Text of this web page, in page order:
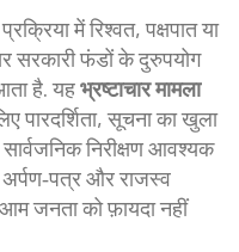
प्रक्रिया में रिश्वत, पक्षपात या
सरकारी फंडों के दुरुपयोग
है. यहभ्रष्टाचार मामला
पारदर्शिता,सूचना का खुला
निरीक्षणआवश्यक
अर्पण‑पत्र और राजस्व
जनता को फ़ायदा नहीं